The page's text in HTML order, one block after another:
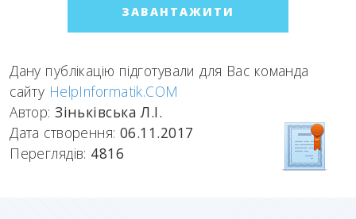
ЗАВАНТАЖИТИ
Дану публікацію підготували для Вас команда
сайту HelpInformatik.COM
Автор:Зіньківська Л.І.
Дата створення:06.11.2017
Переглядів: 4816